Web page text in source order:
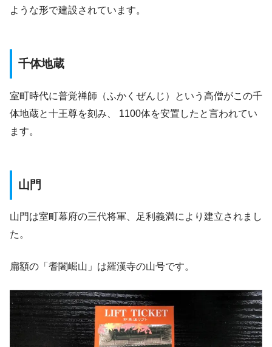
ような形で建設されています。
千体地蔵
室町時代に普覚禅師（ふかくぜんじ）という高僧がこの千
体地蔵と十王尊を刻み、 1100体を安置したと言われてい
ます。
山門
山門は室町幕府の三代将軍、足利義満により建立されまし
た。
扁額の「耆闍崛山」は羅漢寺の山号です。